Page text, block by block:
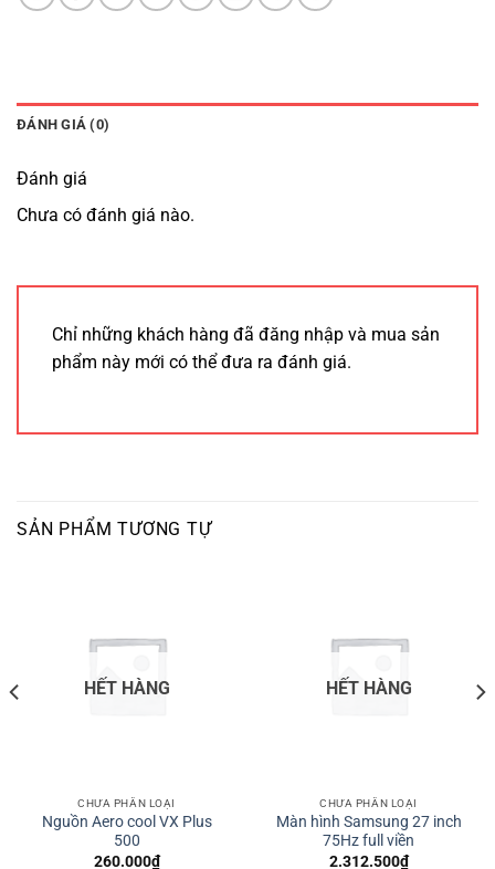
ĐÁNH GIÁ (0)
Đánh giá
Chưa có đánh giá nào.
Chỉ những khách hàng đã đăng nhập và mua sản
phẩm này mới có thể đưa ra đánh giá.
SẢN PHẨM TƯƠNG TỰ
HẾT HÀNG
CHƯA PHÂN LOẠI
Nguồn Aero cool VX Plus
500
260.000₫
HẾT HÀNG
CHƯA PHÂN LOẠI
Màn hình Samsung 27 inch
75Hz full viền
2.312.500₫